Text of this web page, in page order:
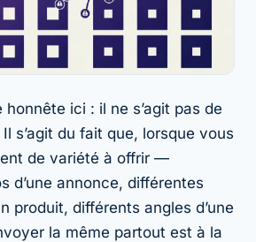
ici : il ne s’agit pas de
s’agit du fait que, lorsque vous
de variété à offrir —
d’une annonce, différentes
produit, différents angles d’une
la même partout est à la